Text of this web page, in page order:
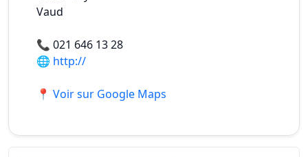
Vaud
📞 021 646 13 28
🌐 http://
📍 Voir sur Google Maps